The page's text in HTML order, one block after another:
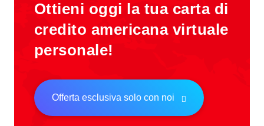
Ottieni oggi la tua carta di
credito americana virtuale
personale!
Offerta esclusiva solo con noi